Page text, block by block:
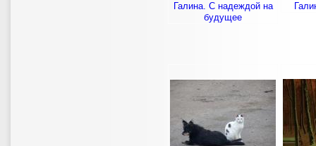
Галина. С надеждой на
будущее